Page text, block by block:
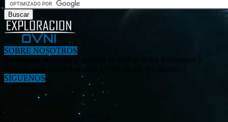
SOBRE NOSOTROS
«Investigar, descubrir y difundir la verdad de los fenómenos y
enigmas relacionados al tema OVNI en nuestro mundo.»
SÍGUENOS